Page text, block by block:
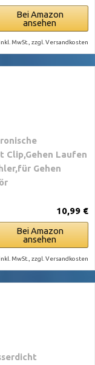
Bei Amazon
ansehen
MwSt., zzgl. Versandkosten
Clip,Gehen Laufen
Gehen
10,99 €
Bei Amazon
ansehen
MwSt., zzgl. Versandkosten